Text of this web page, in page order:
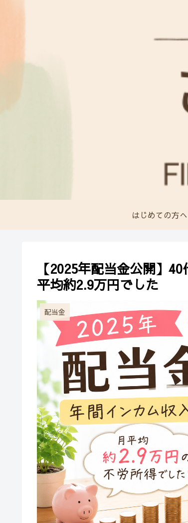
はじめての方へ
【2025年配当金公開】
平均約2.9万円でした
配当金